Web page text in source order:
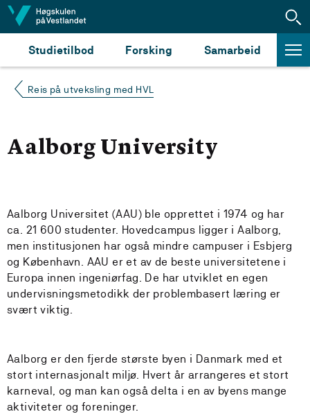
Hopp til innhald
Studietilbod Forsking Samarbeid
Reis på utveksling med HVL
Aalborg University
Aalborg Universitet (AAU) ble opprettet i 1974 og har
ca. 21 600 studenter. Hovedcampus ligger i Aalborg,
men institusjonen har også mindre campuser i Esbjerg
og København. AAU er et av de beste universitetene i
Europa innen ingeniørfag. De har utviklet en egen
undervisningsmetodikk der problembasert læring er
svært viktig.
Aalborg er den fjerde største byen i Danmark med et
stort internasjonalt miljø. Hvert år arrangeres et stort
karneval, og man kan også delta i en av byens mange
aktiviteter og foreninger.